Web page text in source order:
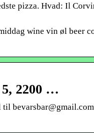
pizza. Hvad: Il
wine vin øl beer
5, 2200 …